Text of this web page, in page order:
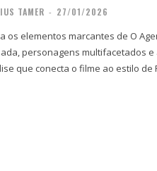
TAMER - 27/01/2026
os elementos marcantes de O
personagens multifacetados
que conecta o filme ao estilo